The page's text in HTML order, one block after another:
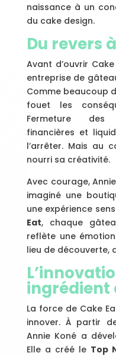
naissance à un
du cake design.
Du revers
Avant d’ouvrir Cake
entreprise de
Comme beaucoup
fouet les
Fermeture des
financières et
l’arrêter. Mais au
nourri sa créativité.
Avec courage,
imaginé une
une expérience
Eat, chaque
reflète une
lieu de découverte,
ingrédient
La force de Cake
innover. À partir
Annie Koné a
Elle a créé le Top